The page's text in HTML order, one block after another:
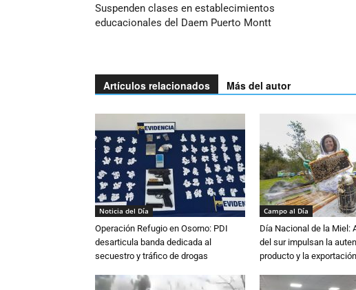
Suspenden clases en establecimientos
educacionales del Daem Puerto Montt
Artículos relacionados Más del autor
Noticia del Día
Operación Refugio en Osorno: PDI
desarticula banda dedicada al
secuestro y tráfico de drogas
Campo al Día
Día Nacional de la Miel:
del sur impulsan la
producto y la